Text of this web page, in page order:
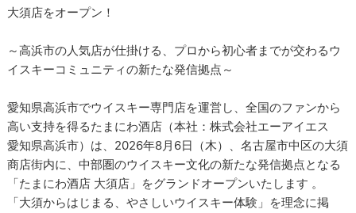
大須店をオープン！
～高浜市の人気店が仕掛ける、プロから初心者までが交わるウ
イスキーコミュニティの新たな発信拠点～
愛知県高浜市でウイスキー専門店を運営し、全国のファンから
高い支持を得るたまにわ酒店（本社：株式会社エーアイエス
愛知県高浜市）は、2026年8月6日（木）、名古屋市中区の大須
商店街内に、中部圏のウイスキー文化の新たな発信拠点となる
「たまにわ酒店 大須店」をグランドオープンいたします 。
「大須からはじまる、やさしいウイスキー体験」を理念に掲